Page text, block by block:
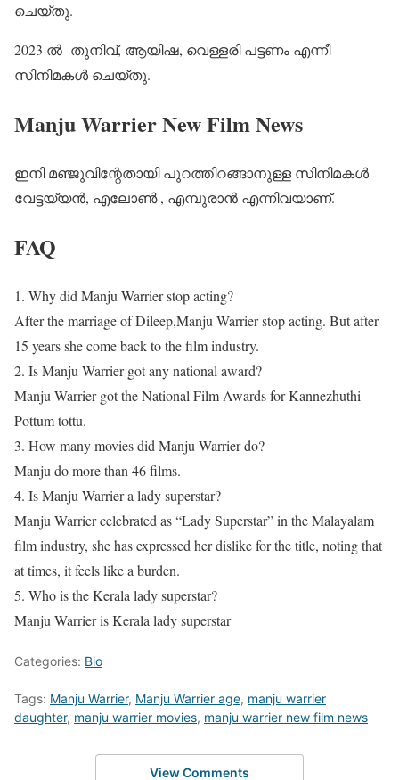
ചെയ്തു.
2023 ൽ തുനിവ്, ആയിഷ, വെള്ളരി പട്ടണം എന്നീ
സിനിമകൾ ചെയ്തു.
Manju Warrier New Film News
ഇനി മഞ്ജുവിന്റേതായി പുറത്തിറങ്ങാനുള്ള സിനിമകൾ
വേട്ടയ്യൻ, എലോൺ , എമ്പുരാൻ എന്നിവയാണ്.
FAQ
1. Why did Manju Warrier stop acting?
After the marriage of Dileep,Manju Warrier stop acting. But after
15 years she come back to the film industry.
2. Is Manju Warrier got any national award?
Manju Warrier got the National Film Awards for Kannezhuthi
Pottum tottu.
3. How many movies did Manju Warrier do?
Manju do more than 46 films.
4. Is Manju Warrier a lady superstar?
Manju Warrier celebrated as “Lady Superstar” in the Malayalam
film industry, she has expressed her dislike for the title, noting that
at times, it feels like a burden.
5. Who is the Kerala lady superstar?
Manju Warrier is Kerala lady superstar
Categories: Bio
Tags: Manju Warrier, Manju Warrier age, manju warrier
daughter, manju warrier movies, manju warrier new film news
View Comments